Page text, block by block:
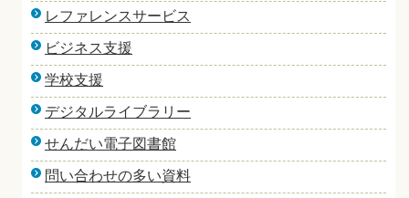
レファレンスサービス
ビジネス支援
学校支援
デジタルライブラリー
せんだい電子図書館
問い合わせの多い資料